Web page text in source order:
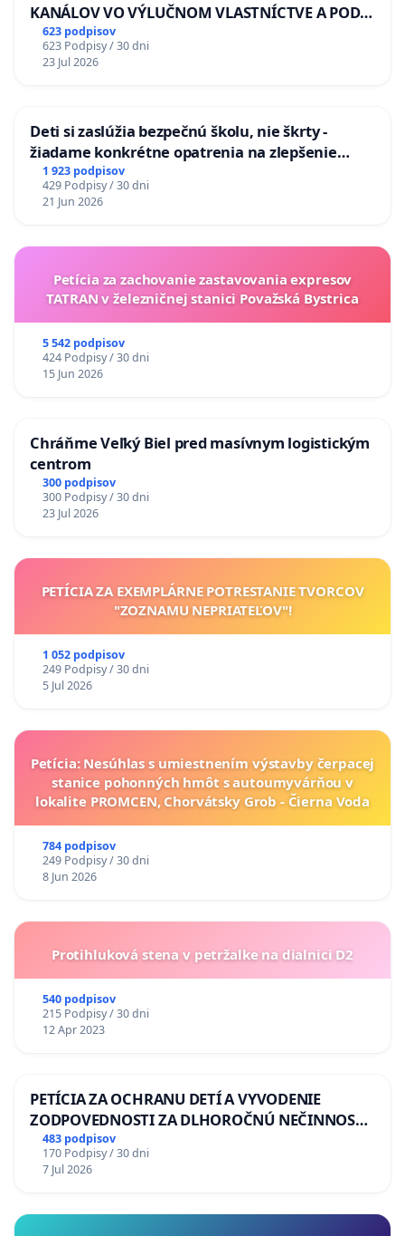
KANÁLOV VO VÝLUČNOM VLASTNÍCTVE A POD
KONTROLOU SLOVENSKEJ REPUBLIKY & žiadosť
na riešenie zanedbaného stavu závlahových a
odvodňovacích kanálov na Slovensku
623 podpisov
623 Podpisy / 30 dni
23 Jul 2026
Deti si zaslúžia bezpečnú školu, nie škrty -
žiadame konkrétne opatrenia na zlepšenie
situácie v školstve
1 923 podpisov
429 Podpisy / 30 dni
21 Jun 2026
Petícia za zachovanie zastavovania expresov
TATRAN v železničnej stanici Považská Bystrica
5 542 podpisov
424 Podpisy / 30 dni
15 Jun 2026
Chráňme Veľký Biel pred masívnym logistickým
centrom
300 podpisov
300 Podpisy / 30 dni
23 Jul 2026
PETÍCIA ZA EXEMPLÁRNE POTRESTANIE TVORCOV
"ZOZNAMU NEPRIATEĽOV"!
1 052 podpisov
249 Podpisy / 30 dni
5 Jul 2026
Petícia: Nesúhlas s umiestnením výstavby čerpacej
stanice pohonných hmôt s autoumyvárňou v
lokalite PROMCEN, Chorvátsky Grob - Čierna Voda
784 podpisov
249 Podpisy / 30 dni
8 Jun 2026
Protihluková stena v petržalke na dialnici D2
540 podpisov
215 Podpisy / 30 dni
12 Apr 2023
PETÍCIA ZA OCHRANU DETÍ A VYVODENIE
ZODPOVEDNOSTI ZA DLHOROČNÚ NEČINNOSŤ
A ZLYHANIE ŠTÁTU
483 podpisov
170 Podpisy / 30 dni
7 Jul 2026